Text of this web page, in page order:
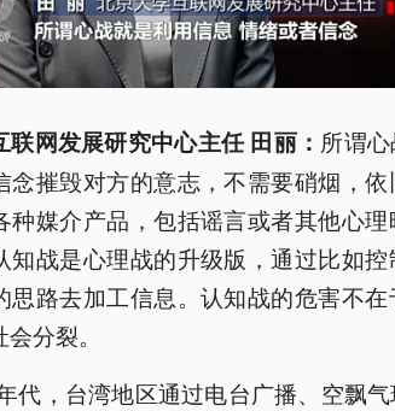
联网发展研究中心主任 田丽： 所谓心
念摧毁对方的意志，不需要硝烟，
种媒介产品，包括谣言或者其他心
知战是心理战的升级版，通过比如
思路去加工信息。认知战的危害不
分裂。
代，台湾地区通过电台广播、空飘